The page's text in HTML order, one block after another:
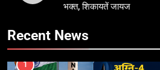
भक्त, शिकायतें जायज
Recent News
1